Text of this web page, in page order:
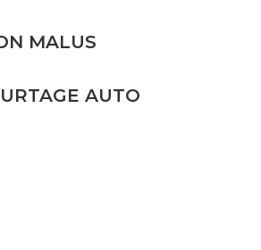
*360° *H&K
MALUS
AUTO